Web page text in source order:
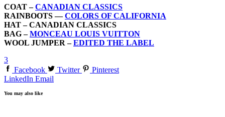
COAT –CANADIAN CLASSICS
RAINBOOTS —COLORS OF CALIFORNIA
HAT – CANADIAN CLASSICS
BAG –MONCEAU LOUIS VUITTON
WOOL JUMPER –EDITED THE LABEL
3
Facebook
Twitter
Pinterest
LinkedIn Email
You may also like